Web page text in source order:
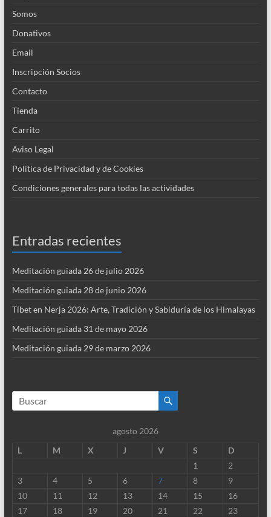
Somos
Donativos
Email
Inscripción Socios
Contacto
Tienda
Carrito
Aviso Legal
Política de Privacidad y de Cookies
Condiciones generales para todas las actividades
Entradas recientes
Meditación guiada 26 de julio 2026
Meditación guiada 28 de junio 2026
Tíbet en Nerja 2026: Arte, Tradición y Sabiduría de los Himalayas
Meditación guiada 31 de mayo 2026
Meditación guiada 29 de marzo 2026
agosto 2026
L
M X J V S
D
1
2
3
4 5 6 7 8
9
10
11 12 13 14 15
16
17
18 19 20 21 22
23